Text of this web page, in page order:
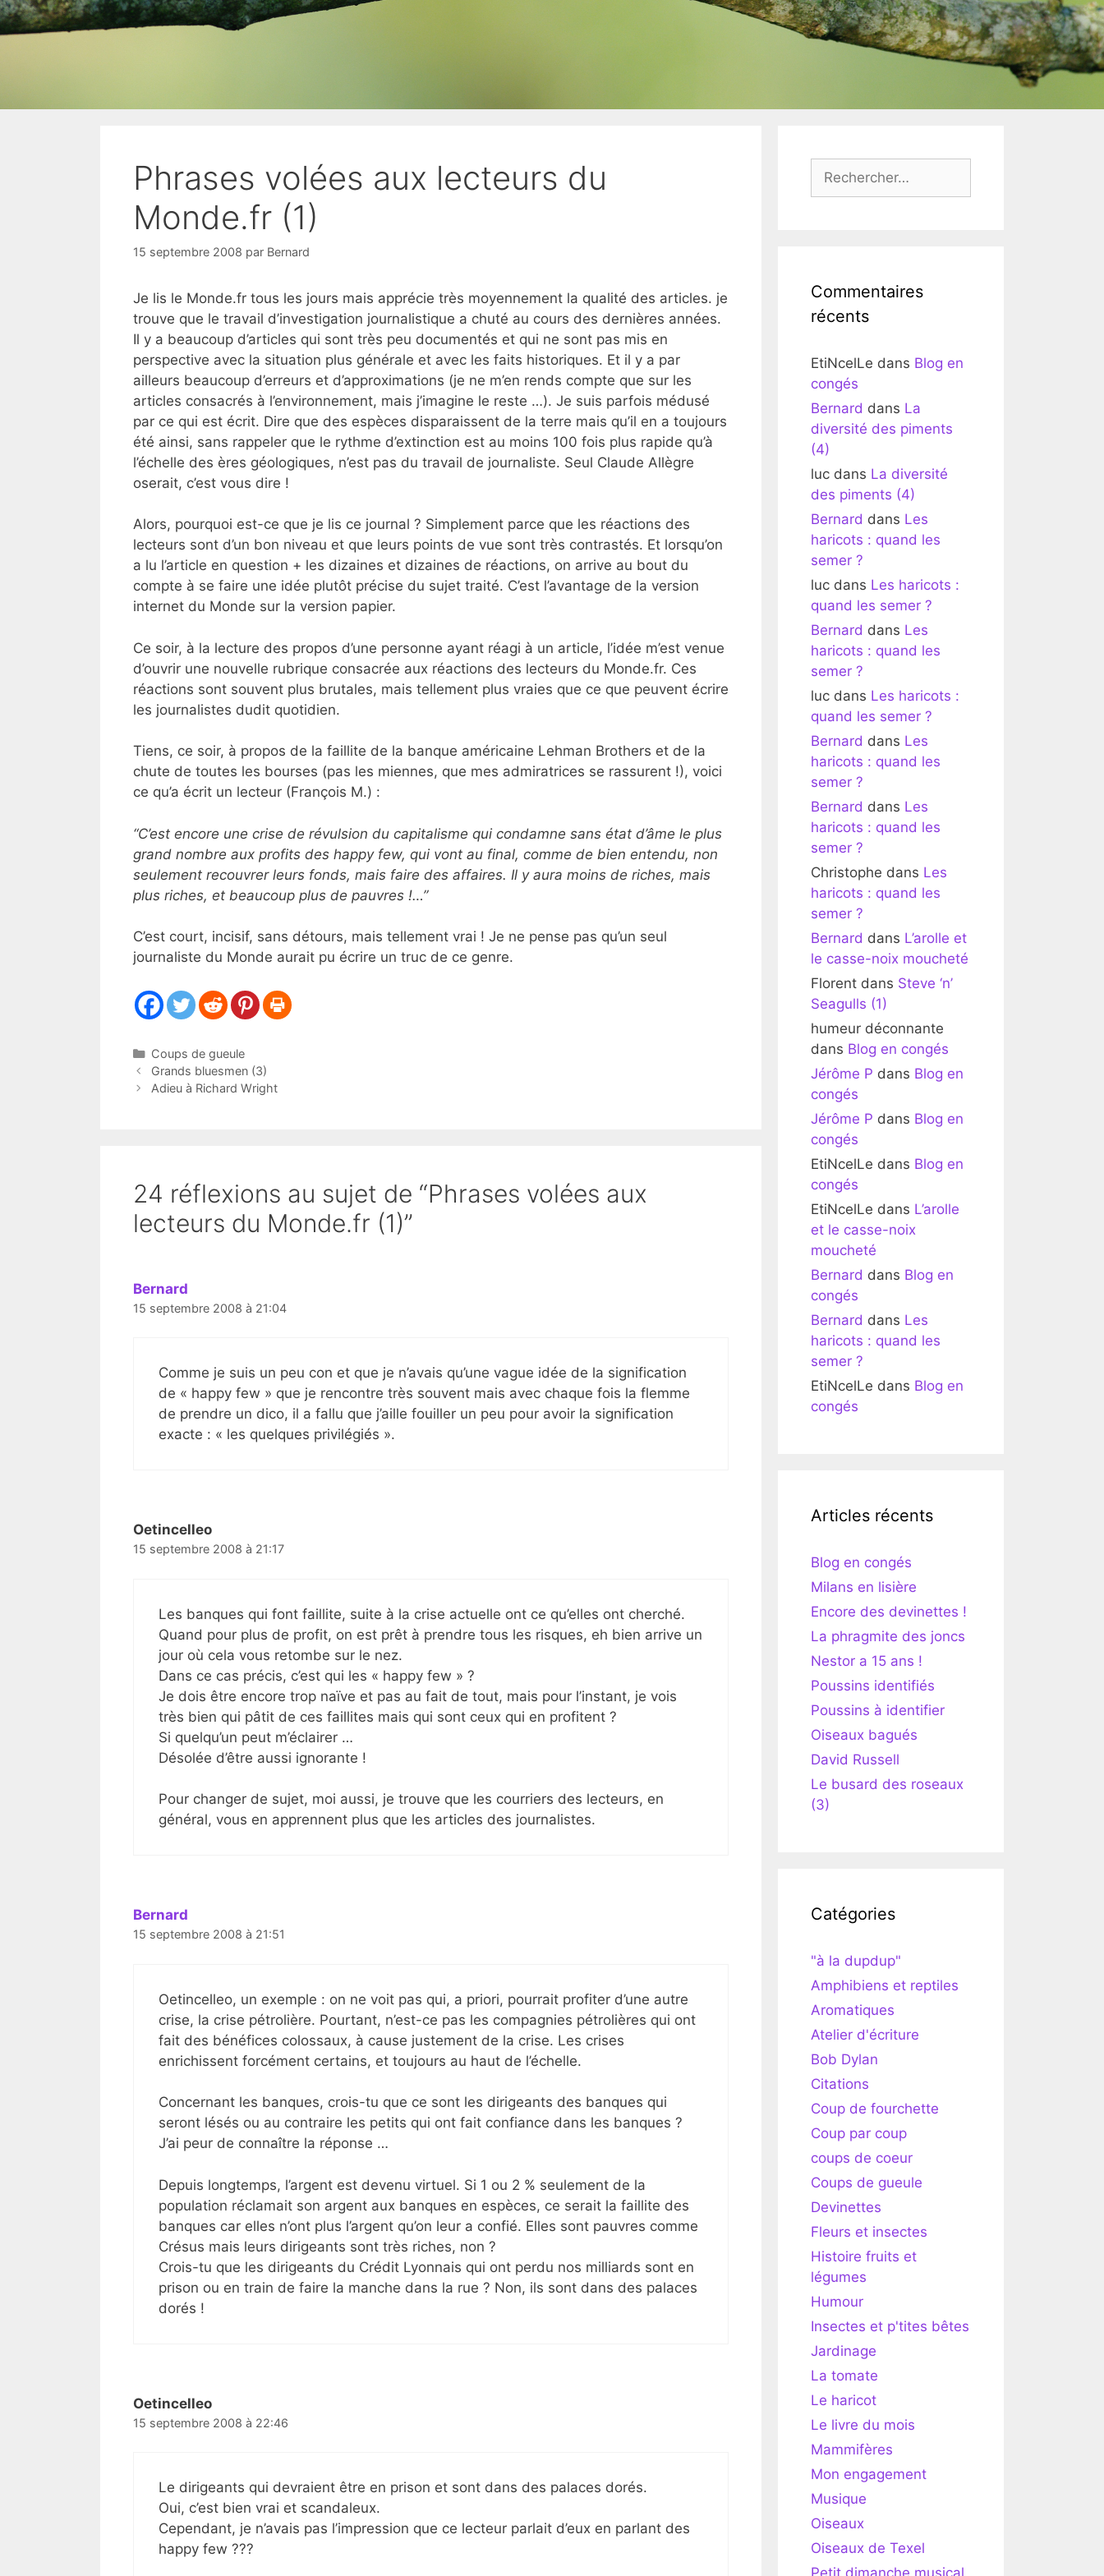
Phrases volées aux lecteurs du
Monde.fr (1)
15 septembre 2008 par Bernard
Je lis le Monde.fr tous les jours mais apprécie très moyennement la qualité des articles. je
trouve que le travail d’investigation journalistique a chuté au cours des dernières années.
Il y a beaucoup d’articles qui sont très peu documentés et qui ne sont pas mis en
perspective avec la situation plus générale et avec les faits historiques. Et il y a par
ailleurs beaucoup d’erreurs et d’approximations (je ne m’en rends compte que sur les
articles consacrés à l’environnement, mais j’imagine le reste …). Je suis parfois médusé
par ce qui est écrit. Dire que des espèces disparaissent de la terre mais qu’il en a toujours
été ainsi, sans rappeler que le rythme d’extinction est au moins 100 fois plus rapide qu’à
l’échelle des ères géologiques, n’est pas du travail de journaliste. Seul Claude Allègre
oserait, c’est vous dire !
Alors, pourquoi est-ce que je lis ce journal ? Simplement parce que les réactions des
lecteurs sont d’un bon niveau et que leurs points de vue sont très contrastés. Et lorsqu’on
a lu l’article en question + les dizaines et dizaines de réactions, on arrive au bout du
compte à se faire une idée plutôt précise du sujet traité. C’est l’avantage de la version
internet du Monde sur la version papier.
Ce soir, à la lecture des propos d’une personne ayant réagi à un article, l’idée m’est venue
d’ouvrir une nouvelle rubrique consacrée aux réactions des lecteurs du Monde.fr. Ces
réactions sont souvent plus brutales, mais tellement plus vraies que ce que peuvent écrire
les journalistes dudit quotidien.
Tiens, ce soir, à propos de la faillite de la banque américaine Lehman Brothers et de la
chute de toutes les bourses (pas les miennes, que mes admiratrices se rassurent !), voici
ce qu’a écrit un lecteur (François M.) :
“C’est encore une crise de révulsion du capitalisme qui condamne sans état d’âme le plus
grand nombre aux profits des happy few, qui vont au final, comme de bien entendu, non
seulement recouvrer leurs fonds, mais faire des affaires. Il y aura moins de riches, mais
plus riches, et beaucoup plus de pauvres !…”
C’est court, incisif, sans détours, mais tellement vrai ! Je ne pense pas qu’un seul
journaliste du Monde aurait pu écrire un truc de ce genre.
Catégories
Coups de gueule
Grands bluesmen (3)
Adieu à Richard Wright
24 réflexions au sujet de “Phrases volées aux
lecteurs du Monde.fr (1)”
Bernard
15 septembre 2008 à 21:04
Comme je suis un peu con et que je n’avais qu’une vague idée de la signification
de « happy few » que je rencontre très souvent mais avec chaque fois la flemme
de prendre un dico, il a fallu que j’aille fouiller un peu pour avoir la signification
exacte : « les quelques privilégiés ».
Oetincelleo
15 septembre 2008 à 21:17
Les banques qui font faillite, suite à la crise actuelle ont ce qu’elles ont cherché.
Quand pour plus de profit, on est prêt à prendre tous les risques, eh bien arrive un
jour où cela vous retombe sur le nez.
Dans ce cas précis, c’est qui les « happy few » ?
Je dois être encore trop naïve et pas au fait de tout, mais pour l’instant, je vois
très bien qui pâtit de ces faillites mais qui sont ceux qui en profitent ?
Si quelqu’un peut m’éclairer …
Désolée d’être aussi ignorante !
Pour changer de sujet, moi aussi, je trouve que les courriers des lecteurs, en
général, vous en apprennent plus que les articles des journalistes.
Bernard
15 septembre 2008 à 21:51
Oetincelleo, un exemple : on ne voit pas qui, a priori, pourrait profiter d’une autre
crise, la crise pétrolière. Pourtant, n’est-ce pas les compagnies pétrolières qui ont
fait des bénéfices colossaux, à cause justement de la crise. Les crises
enrichissent forcément certains, et toujours au haut de l’échelle.
Concernant les banques, crois-tu que ce sont les dirigeants des banques qui
seront lésés ou au contraire les petits qui ont fait confiance dans les banques ?
J’ai peur de connaître la réponse …
Depuis longtemps, l’argent est devenu virtuel. Si 1 ou 2 % seulement de la
population réclamait son argent aux banques en espèces, ce serait la faillite des
banques car elles n’ont plus l’argent qu’on leur a confié. Elles sont pauvres comme
Crésus mais leurs dirigeants sont très riches, non ?
Crois-tu que les dirigeants du Crédit Lyonnais qui ont perdu nos milliards sont en
prison ou en train de faire la manche dans la rue ? Non, ils sont dans des palaces
dorés !
Oetincelleo
15 septembre 2008 à 22:46
Le dirigeants qui devraient être en prison et sont dans des palaces dorés.
Oui, c’est bien vrai et scandaleux.
Cependant, je n’avais pas l’impression que ce lecteur parlait d’eux en parlant des
happy few ???
Commentaires
récents
EtiNcelLe dans Blog en
congés
Bernard dans La
diversité des piments
(4)
luc dans La diversité
des piments (4)
Bernard dans Les
haricots : quand les
semer ?
luc dans Les haricots :
quand les semer ?
Bernard dans Les
haricots : quand les
semer ?
luc dans Les haricots :
quand les semer ?
Bernard dans Les
haricots : quand les
semer ?
Bernard dans Les
haricots : quand les
semer ?
Christophe dans Les
haricots : quand les
semer ?
Bernard dans L’arolle et
le casse-noix moucheté
Florent dans Steve ‘n’
Seagulls (1)
humeur déconnante
dans Blog en congés
Jérôme P dans Blog en
congés
Jérôme P dans Blog en
congés
EtiNcelLe dans Blog en
congés
EtiNcelLe dans L’arolle
et le casse-noix
moucheté
Bernard dans Blog en
congés
Bernard dans Les
haricots : quand les
semer ?
EtiNcelLe dans Blog en
congés
Articles récents
Blog en congés
Milans en lisière
Encore des devinettes !
La phragmite des joncs
Nestor a 15 ans !
Poussins identifiés
Poussins à identifier
Oiseaux bagués
David Russell
Le busard des roseaux
(3)
Catégories
"à la dupdup"
Amphibiens et reptiles
Aromatiques
Atelier d'écriture
Bob Dylan
Citations
Coup de fourchette
Coup par coup
coups de coeur
Coups de gueule
Devinettes
Fleurs et insectes
Histoire fruits et
légumes
Humour
Insectes et p'tites bêtes
Jardinage
La tomate
Le haricot
Le livre du mois
Mammifères
Mon engagement
Musique
Oiseaux
Oiseaux de Texel
Petit dimanche musical